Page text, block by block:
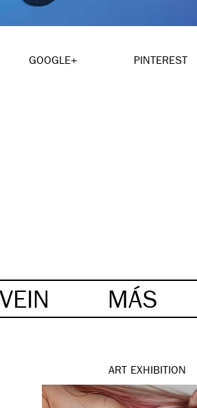
GOOGLE+ PINTEREST
VEIN MÁS
ART EXHIBITION